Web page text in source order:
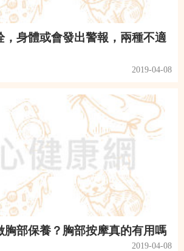
，身體或會發出警報，兩種不適
2019-04-08
胸部保養？胸部按摩真的有用嗎
2019-04-08